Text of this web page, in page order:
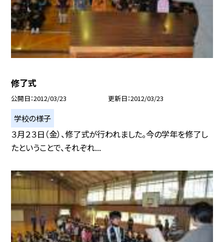
修了式
公開日 2012/03/23 更新日 2012/03/23
学校の様子
３月２３日（金）、修了式が行われました。今の学年を修了し
たということで、それぞれ...